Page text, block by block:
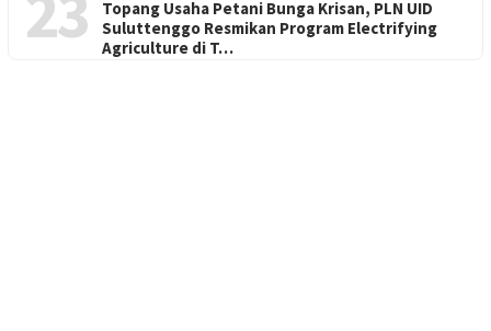
Topang Usaha Petani Bunga Krisan, PLN UID
Suluttenggo Resmikan Program Electrifying
Agriculture di T…